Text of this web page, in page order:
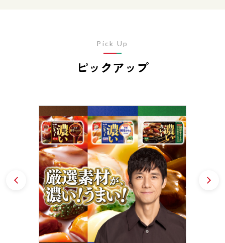
ピックアップ
Pick Up
Prev